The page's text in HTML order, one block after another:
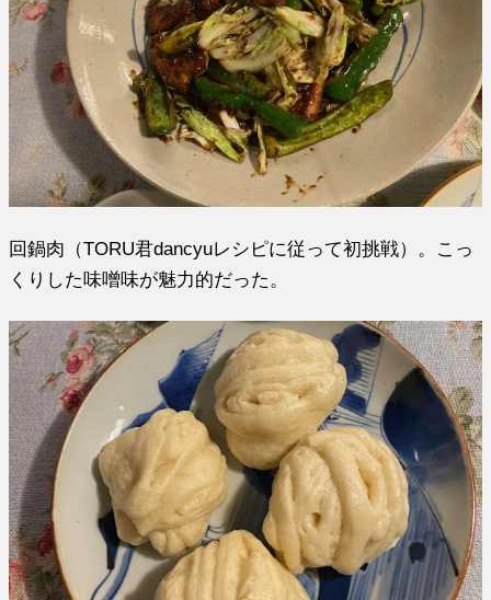
回鍋肉（TORU君dancyuレシピに従って初挑戦）。こっ
くりした味噌味が魅力的だった。